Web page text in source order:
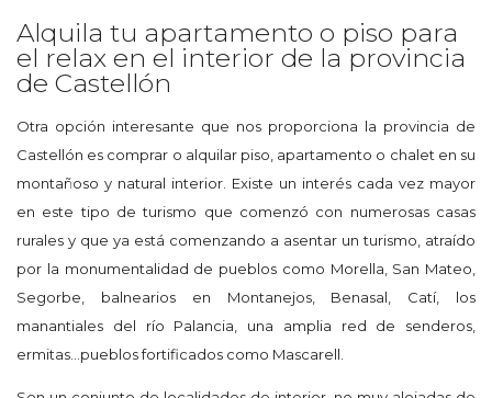
Alquila tu apartamento o piso para
el relax en el interior de la provincia
de Castellón
Otra opción interesante que nos proporciona la provincia de
Castellón es comprar o alquilar piso, apartamento o chalet en su
montañoso y natural interior. Existe un interés cada vez mayor
en este tipo de turismo que comenzó con numerosas casas
rurales y que ya está comenzando a asentar un turismo, atraído
por la monumentalidad de pueblos como Morella, San Mateo,
Segorbe, balnearios en Montanejos, Benasal, Catí, los
manantiales del río Palancia, una amplia red de senderos,
ermitas...pueblos fortificados como Mascarell.